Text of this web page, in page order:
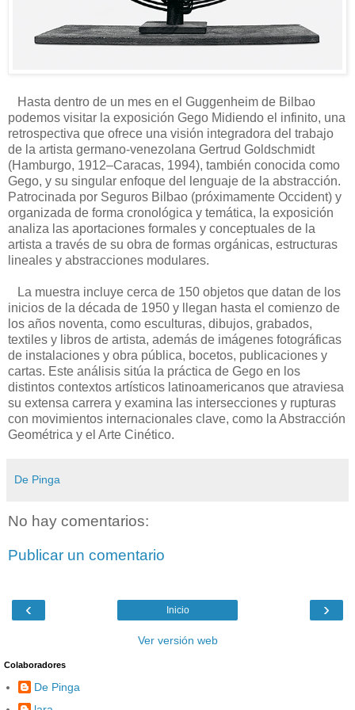
Hasta dentro de un mes en el Guggenheim de Bilbao
podemos visitar la exposición Gego Midiendo el infinito, una
retrospectiva que ofrece una visión integradora del trabajo
de la artista germano-venezolana Gertrud Goldschmidt
(Hamburgo, 1912–Caracas, 1994), también conocida como
Gego, y su singular enfoque del lenguaje de la abstracción.
Patrocinada por Seguros Bilbao (próximamente Occident) y
organizada de forma cronológica y temática, la exposición
analiza las aportaciones formales y conceptuales de la
artista a través de su obra de formas orgánicas, estructuras
lineales y abstracciones modulares.
La muestra incluye cerca de 150 objetos que datan de los
inicios de la década de 1950 y llegan hasta el comienzo de
los años noventa, como esculturas, dibujos, grabados,
textiles y libros de artista, además de imágenes fotográficas
de instalaciones y obra pública, bocetos, publicaciones y
cartas. Este análisis sitúa la práctica de Gego en los
distintos contextos artísticos latinoamericanos que atraviesa
su extensa carrera y examina las intersecciones y rupturas
con movimientos internacionales clave, como la Abstracción
Geométrica y el Arte Cinético.
De Pinga
No hay comentarios:
Publicar un comentario
‹ ›
Inicio
Ver versión web
Colaboradores
De Pinga